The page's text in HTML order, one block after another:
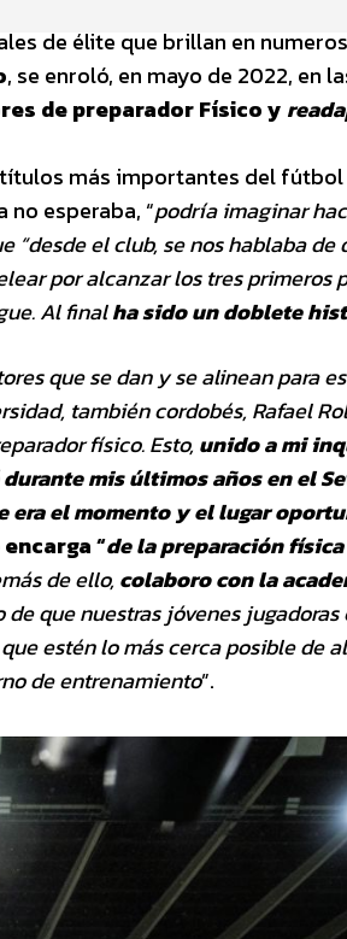
de élite que brillan en
, se enroló, en mayo de 2022, en
de preparador Físico y
más importantes del fútbol
esperaba, “podríaimaginar
“desde el club, se nos hablaba de
por alcanzar los tres primeros
Al finalha sido un doblete
que se dan y sealinean para
también cordobés, Rafael
físico. Esto, unido a mi
mis últimos años en el
era el momentoy el lugar
“de lapreparación
de ello, colaboro con la
que nuestras jóvenes
estén lo más cerca posible de
de entrenamiento”.